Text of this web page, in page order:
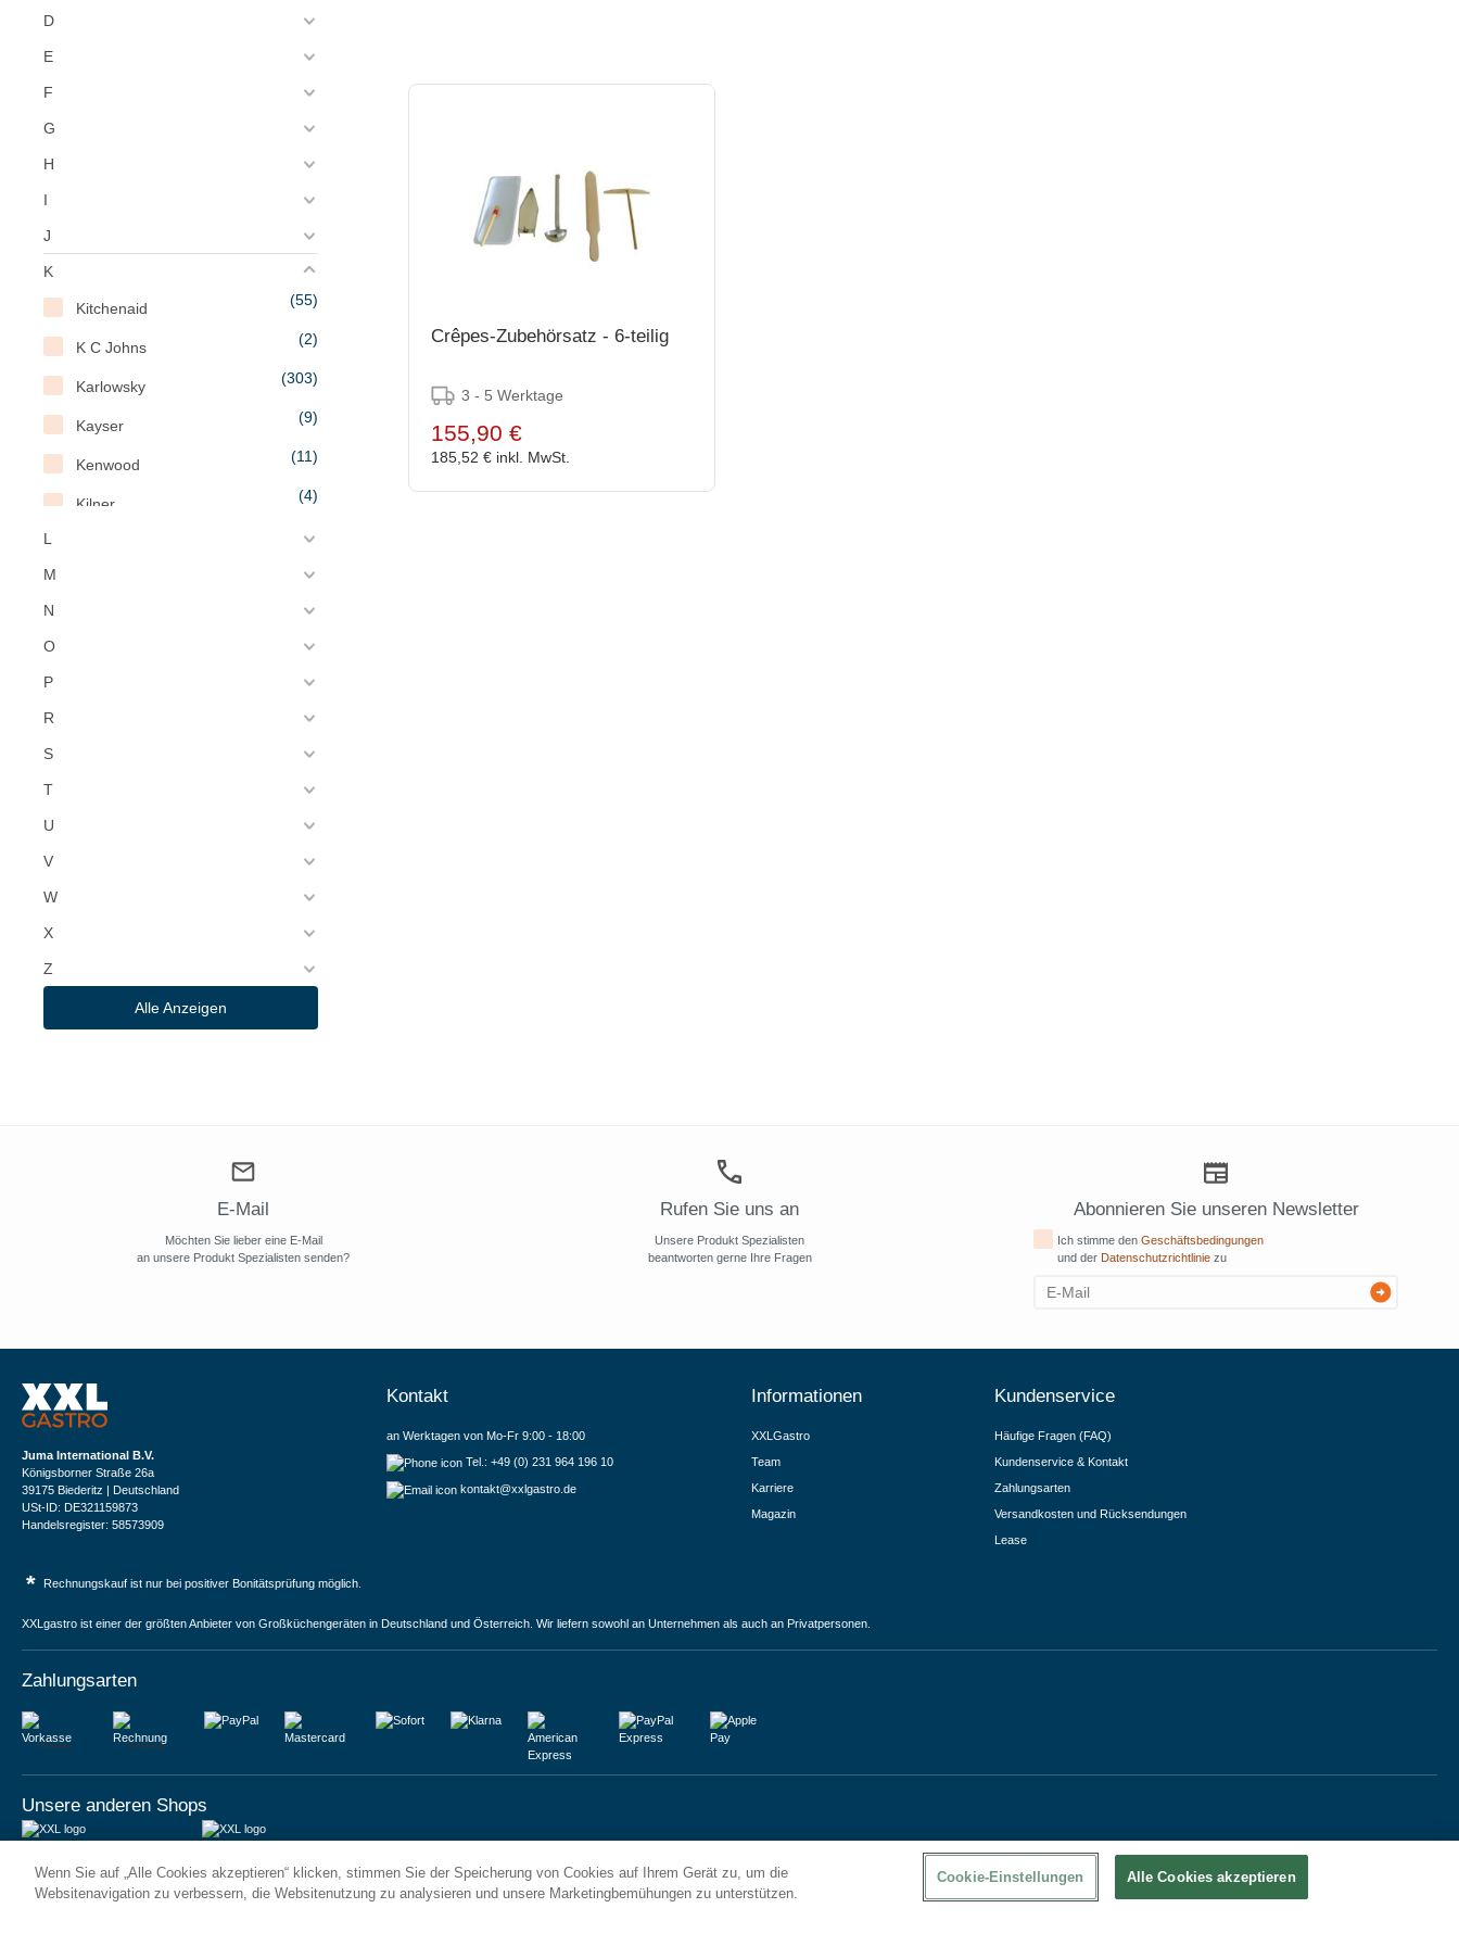
D
E
F
G
H
I
J
K
(55)
Kitchenaid
(2)
K C Johns
(303)
Karlowsky
(9)
Kayser
(11)
Kenwood
(4)
Kilner
(5)
(21)
(4)
(1)
(35)
L
M
N
O
P
R
S
T
U
V
W
X
Z
Alle Anzeigen
Crêpes-Zubehörsatz - 6-teilig
3 - 5 Werktage
155,90 €
185,52 € inkl. MwSt.
E-Mail
Möchten Sie lieber eine E-Mail
an unsere Produkt Spezialisten senden?
Rufen Sie uns an
Unsere Produkt Spezialisten
beantworten gerne Ihre Fragen
Abonnieren Sie unseren Newsletter
Ich stimme denGeschäftsbedingungen
und der Datenschutzrichtlinie zu
Juma International B.V.
Königsborner Straße 26a
39175 Biederitz | Deutschland
USt-ID: DE321159873
Handelsregister: 58573909
Kontakt
an Werktagen von Mo-Fr 9:00 - 18:00
Tel.: +49 (0) 231 964 196 10
kontakt@xxlgastro.de
Informationen
XXLGastro
Team
Karriere
Magazin
Kundenservice
Häufige Fragen (FAQ)
Kundenservice & Kontakt
Zahlungsarten
Versandkosten und Rücksendungen
Lease
* Rechnungskauf ist nur bei positiver Bonitätsprüfung möglich.
XXLgastro ist einer der größten Anbieter von Großküchengeräten in Deutschland und Österreich. Wir liefern sowohl an Unternehmen als auch an Privatpersonen.
Zahlungsarten
Vorkasse Rechnung
Unsere anderen Shops
6 Rue des Bateliers
92110 Clichy | France
Vrijheidweg 34
1521RR Wormerveer | Nederland
Wenn Sie auf „Alle Cookies akzeptieren“ klicken, stimmen Sie der Speicherung von Cookies auf Ihrem Gerät zu, um die
Websitenavigation zu verbessern, die Websitenutzung zu analysieren und unsere Marketingbemühungen zu unterstützen.
Cookie-Einstellungen Alle Cookies akzeptieren